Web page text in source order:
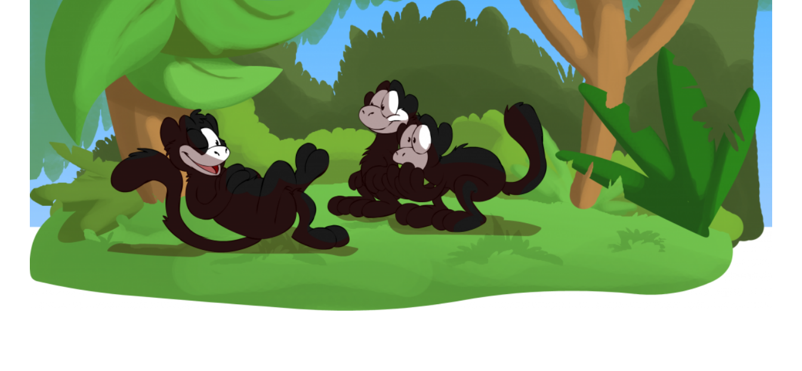
Kiiged
Vedru- ja kaalukiiged
Mängumajad ja varjualused
Karussellid
Liiva- ja veemängud
Tasakaalu- ja tervisespordivahendid
Võrkatraktsioonid ja välibatuudid
3D Kummiloomad & Asfaldimängud
Õuesõpe ja muusikamängud
Interaktiivsed - ja teadustooted
Erivajadustega lastele
ROBIINIA
Spooky mänguvahendid
ALUSKATTEMATERJALID
Kõik tooted
EPDM turvaaluskate
Kummimatid
Kummimults
UUS! Kunstmuru turvaaluskate
Kummist murukärg
Elastopave kivikatend
VÄLIMÖÖBEL
Prügikastid
Jalgrattahoidjad
Aiad
Koerteväljaku tooted (Agility)
Välijõusaal
Seenioritele